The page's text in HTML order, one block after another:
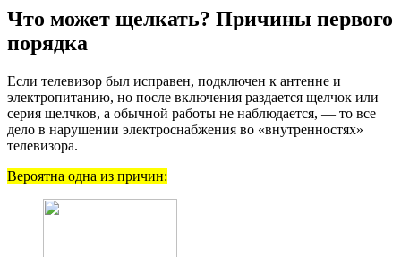
Что может щелкать? Причины первого
порядка
Если телевизор был исправен, подключен к антенне и
электропитанию, но после включения раздается щелчок или
серия щелчков, а обычной работы не наблюдается, — то все
дело в нарушении электроснабжения во «внутренностях»
телевизора.
Вероятна одна из причин: